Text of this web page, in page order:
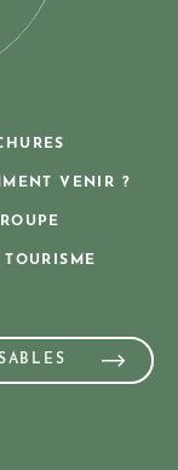
VENIR ?
TOURISME